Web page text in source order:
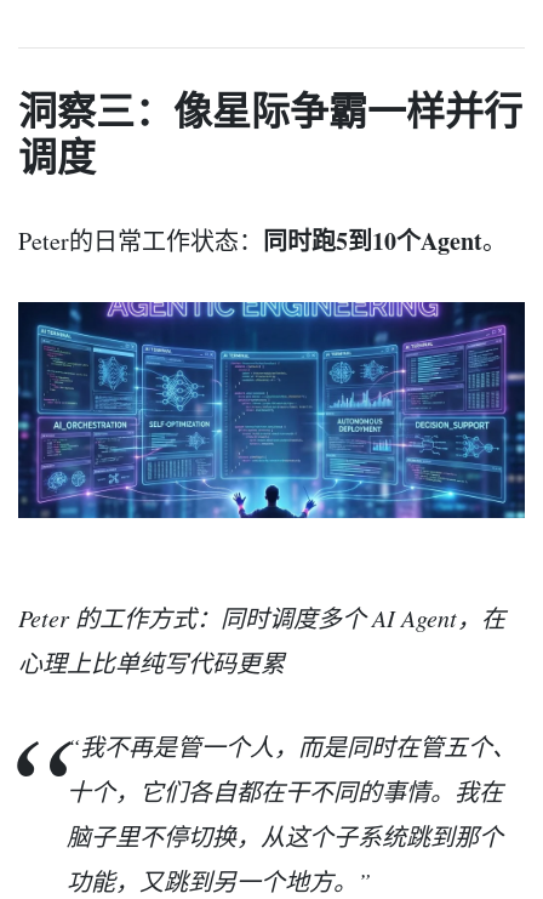
洞察三：像星际争霸一样并行
调度
Peter的日常工作状态： 同时跑5到10个Agent。
Peter 的工作方式：同时调度多个 AI Agent，在
心理上比单纯写代码更累
“我不再是管一个人，而是同时在管五个、
十个，它们各自都在干不同的事情。我在
脑子里不停切换，从这个子系统跳到那个
功能，又跳到另一个地方。”